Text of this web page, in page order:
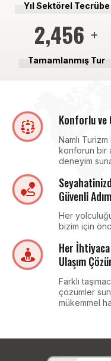
Yıl Sektörel Tecrübe
2,571 +
Tamamlanmış Tur
Konforlu ve
Namlı
konforun bir
deneyim
Güvenli
Her
bizim için
Her
Ulaşım
Farklı
çözümler
mükemmel